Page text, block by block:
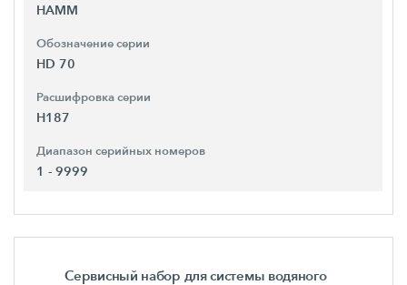
HAMM
Обозначение серии
HD 70
Расшифровка серии
H187
Диапазон серийных номеров
1 - 9999
Сервисный набор для системы водяного